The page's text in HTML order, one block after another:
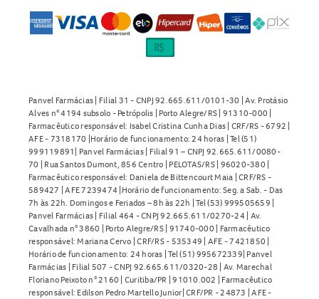
Panvel Farmácias | Filial 31 - CNPJ 92.665.611/0101-30 | Av. Protásio
Alves n° 4194 subsolo - Petrópolis | Porto Alegre/RS | 91310-000 |
Farmacêutico responsável: Isabel Cristina Cunha Dias | CRF/RS - 6792 |
AFE - 7318170 |Horário de funcionamento: 24 horas | Tel (51)
999119891| Panvel Farmácias | Filial 91 – CNPJ 92.665.611/0080-
70 | Rua Santos Dumont, 856 Centro | PELOTAS/RS | 96020-380 |
Farmacêutico responsável: Daniela de Bittencourt Maia | CRF/RS -
589427 | AFE 7239474 |Horário de funcionamento: Seg. a Sab. - Das
7h às 22h. Domingos e Feriados – 8h às 22h | Tel (53) 999505659 |
Panvel Farmácias | Filial 464 - CNPJ 92.665.611/0270-24 | Av.
Cavalhada n° 3860 | Porto Alegre/RS | 91740-000 | Farmacêutico
responsável: Mariana Cervo | CRF/RS - 535349 | AFE - 7421850 |
Horário de funcionamento: 24 horas | Tel (51) 995672339| Panvel
Farmácias | Filial 507 - CNPJ 92.665.611/0320-28 | Av. Marechal
Floriano Peixoto n° 2160 | Curitiba/PR | 91010.002 | Farmacêutico
responsável: Edilson Pedro Martello Junior| CRF/PR - 24873 | AFE -